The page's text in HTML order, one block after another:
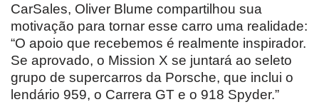
CarSales, Oliver Blume compartilhou sua
motivação para tornar esse carro uma realidade:
“O apoio que recebemos é realmente inspirador.
Se aprovado, o Mission X se juntará ao seleto
grupo de supercarros da Porsche, que inclui o
lendário 959, o Carrera GT e o 918 Spyder.”